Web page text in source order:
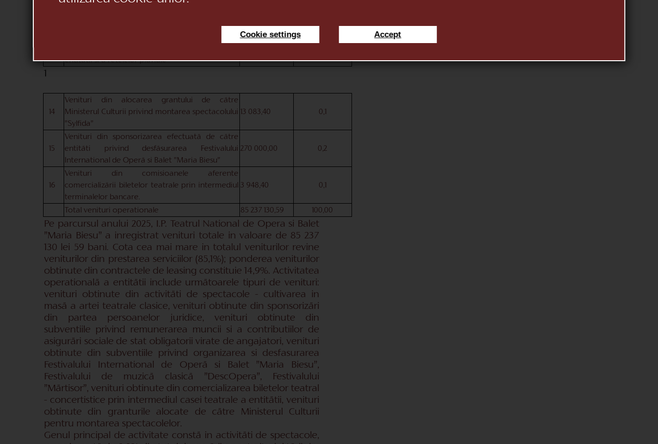
Cookie settings Accept
entitätii si a retelelor pluviale
14
Venituri din alocarea grantului de cätre
Ministerul Culturii privind montarea spectacolului
”Sylfida”
13 083,40 0,1
15
Venituri din sponsorizarea efectuatä de cätre
entitäti privind desfäsurarea Festivalului
International de Operä si Balet ”Maria Biesu”
270 000,00 0,2
16
Venituri din comisioanele aferente
comercializärii biletelor teatrale prin intermediul
terminalelor bancare.
3 948,40 0,1
Total venituri operationale 85 237 130,59 100,00
Pe parcursul anului 2025, I.P. Teatrul National de Opera si Balet
”Maria Biesu” a inregistrat venituri totale in valoare de 85 237
130 lei 59 bani. Cota cea mai mare in totalul veniturilor revine
veniturilor din prestarea serviciilor (85,1%); ponderea veniturilor
obtinute din contractele de leasing constituie 14,9%. Activitatea
operationalä a entitätii include urmätoarele tipuri de venituri:
venituri obtinute din activitäti de spectacole - cultivarea in
masä a artei teatrale clasice, venituri obtinute din sponsorizäri
din partea persoanelor juridice, venituri obtinute din
subventiile privind remunerarea muncii si a contributiilor de
asiguräri sociale de stat obligatorii virate de angajatori, venituri
obtinute din subventiile privind organizarea si desfasurarea
Festivalului International de Operä si Balet ”Maria Biesu”,
Festivalului de muzicä clasicä ”DescOpera”, Festivalului
”Märtisor”, venituri obtinute din comercializarea biletelor teatral
- concertistice prin intermediul casei teatrale a entitätii, venituri
obtinute din granturile alocate de cätre Ministerul Culturii
pentru montarea spectacolelor.
Genul principal de activitate constä in activitäti de spectacole,